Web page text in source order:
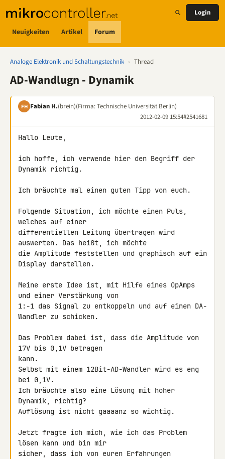
Neuigkeiten Artikel Forum
Login
Analoge Elektronik und Schaltungstechnik › Thread
AD-Wandlugn - Dynamik
FH Fabian H.(brein)(Firma: Technische Universität Berlin)
2012-02-09 15:54#2541681
Hallo Leute,
ich hoffe, ich verwende hier den Begriff der
Dynamik richtig.
Ich bräuchte mal einen guten Tipp von euch.
Folgende Situation, ich möchte einen Puls,
welches auf einer
differentiellen Leitung übertragen wird
auswerten. Das heißt, ich möchte
die Amplitude feststellen und graphisch auf ein
Display darstellen.
Meine erste Idee ist, mit Hilfe eines OpAmps
und einer Verstärkung von
1:-1 das Signal zu entkoppeln und auf einen DA-
Wandler zu schicken.
Das Problem dabei ist, dass die Amplitude von
17V bis 0,1V betragen
kann.
Selbst mit einem 12Bit-AD-Wandler wird es eng
bei 0,1V.
Ich bräuchte also eine Lösung mit hoher
Dynamik, richtig?
Auflösung ist nicht gaaaanz so wichtig.
Jetzt fragte ich mich, wie ich das Problem
lösen kann und bin mir
sicher, dass ich von euren Erfahrungen